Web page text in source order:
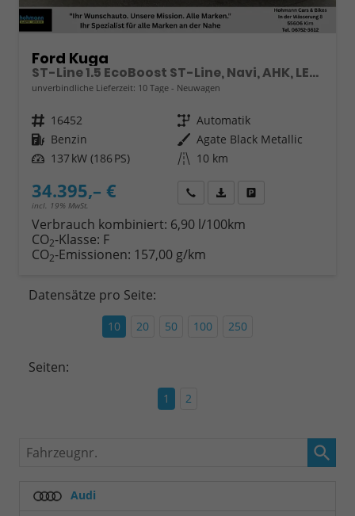
Ford Kuga
ST-Line 1.5 EcoBoost ST-Line, Navi, AHK, LED, Kamera, Winter, FS beheizbar, 5 J.-Garantie
unverbindliche Lieferzeit: 10 Tage Neuwagen
Fahrzeugnr. 16452 Getriebe Automatik
Kraftstoff Benzin Außenfarbe Agate Black Metallic
Leistung 137 kW (186 PS) Kilometerstand 10 km
34.395,– €
incl. 19% MwSt.
Wir rufen Sie anFahrzeugexposé (PDF)
Verbrauch kombiniert: 6,90 l/100km
CO2-Klasse: F
CO2-Emissionen: 157,00 g/km
Datensätze pro Seite:
10 20 50 100 250
Seiten:
1 2
Fahrzeugnr.
Audi